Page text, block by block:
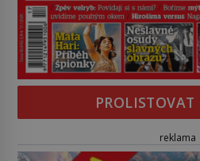
PROLISTOVAT
reklama